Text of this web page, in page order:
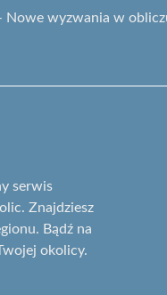
wyzwania w
serwis
Znajdziesz
Bądź na
okolicy.